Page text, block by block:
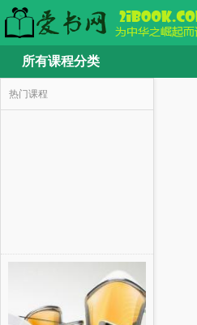
所有课程分类
热门课程